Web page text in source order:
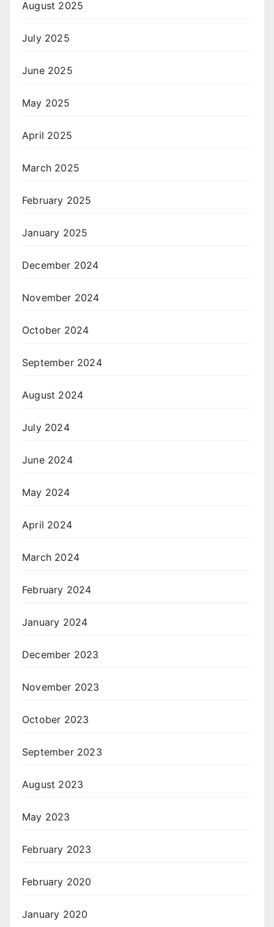
August 2025
July 2025
June 2025
May 2025
April 2025
March 2025
February 2025
January 2025
December 2024
November 2024
October 2024
September 2024
August 2024
July 2024
June 2024
May 2024
April 2024
March 2024
February 2024
January 2024
December 2023
November 2023
October 2023
September 2023
August 2023
May 2023
February 2023
February 2020
January 2020